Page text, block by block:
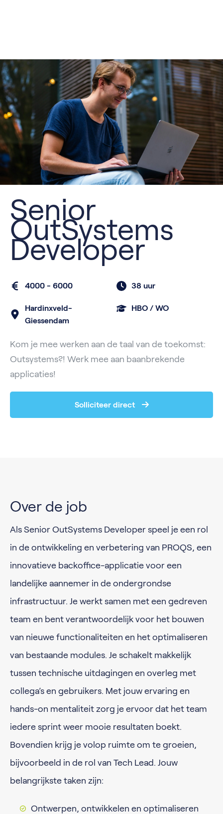
Senior
OutSystems
Developer
4000 - 6000 38 uur
Hardinxveld-
Giessendam
HBO / WO
Kom je mee werken aan de taal van de toekomst:
Outsystems?! Werk mee aan baanbrekende
applicaties!
Solliciteer direct
Over de job
Als Senior OutSystems Developer speel je een rol
in de ontwikkeling en verbetering van PROQS, een
innovatieve backoffice-applicatie voor een
landelijke aannemer in de ondergrondse
infrastructuur. Je werkt samen met een gedreven
team en bent verantwoordelijk voor het bouwen
van nieuwe functionaliteiten en het optimaliseren
van bestaande modules. Je schakelt makkelijk
tussen technische uitdagingen en overleg met
collega’s en gebruikers. Met jouw ervaring en
hands-on mentaliteit zorg je ervoor dat het team
iedere sprint weer mooie resultaten boekt.
Bovendien krijg je volop ruimte om te groeien,
bijvoorbeeld in de rol van Tech Lead. Jouw
belangrijkste taken zijn:
Ontwerpen, ontwikkelen en optimaliseren